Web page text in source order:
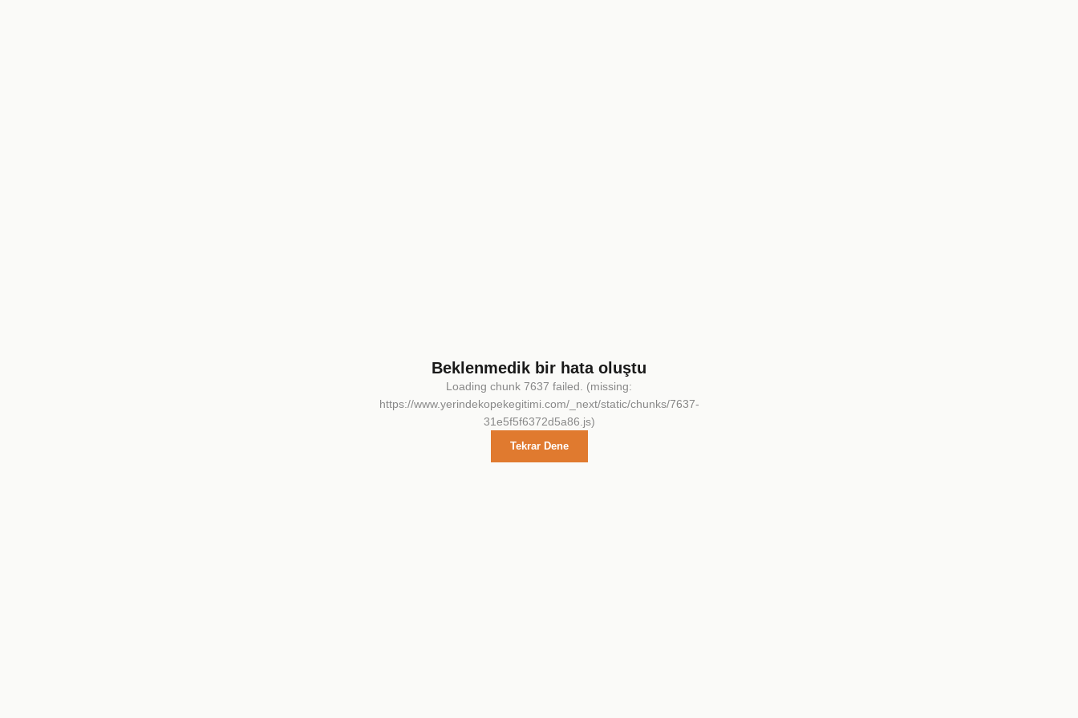
Beklenmedik bir hata oluştu
Loading chunk 7637 failed. (missing:
https://www.yerindekopekegitimi.com/_next/static/chunks/7637-
31e5f5f6372d5a86.js)
Tekrar Dene